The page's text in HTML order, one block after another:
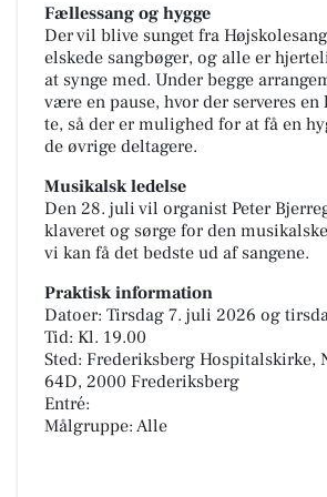
Fællessang og hygge
Der vil blive sunget fra
elskede sangbøger, og alle er
at synge med. Under begge
være en pause, hvor der serveres
te, så der er mulighed for at få en
de øvrige deltagere.
Musikalsk ledelse
Den 28. juli vil organist Peter
klaveret og sørge for den
vi kan få det bedste ud af sangene.
Praktisk information
Datoer: Tirsdag 7. juli 2026 og
Tid: Kl. 19.00
Sted: Frederiksberg Hospitalskirke,
64D, 2000 Frederiksberg
Entré:
Målgruppe: Alle